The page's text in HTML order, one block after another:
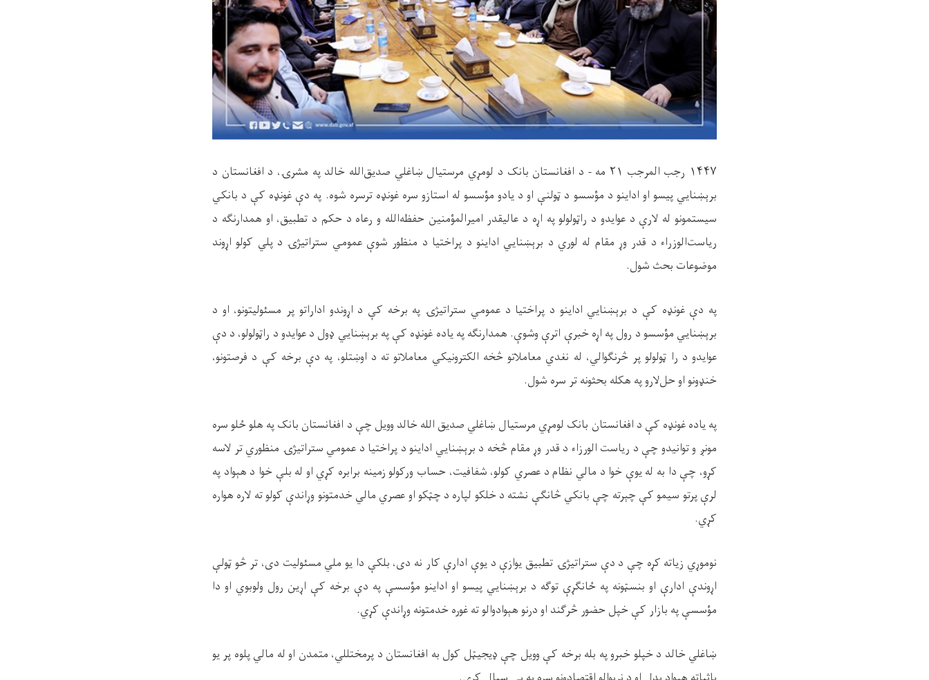
۱۴۴۷
رجب المرجب ۲۱ مه - د افغانستان بانک د لومړي مرستیال ښاغلي صدیق‌الله خالد په مشرۍ، د افغانستان د
برېښنایي پیسو او اداینو د مؤسسو د ټولنې او د یادو مؤسسو له استازو سره غونډه ترسره شوه. په دې غونډه کې د بانکي
سیستمونو له لارې د عوایدو د راټولولو په اړه د عالیقدر امیرالمؤمنین حفظه‌الله و رعاه د حکم د تطبیق، او همدارنګه د
ریاست‌الوزراء د قدر وړ مقام له لوري د برېښنایي اداینو د پراختیا د منظور شوې عمومي ستراتیژۍ د پلي کولو اړوند
موضوعات بحث شول.
په دې غونډه کې د برېښنایي اداینو د پراختیا د عمومي ستراتیژۍ په برخه کې د اړوندو اداراتو پر مسئولیتونو، او د
برېښنایي مؤسسو د رول په اړه خبرې اترې وشوې. همدارنګه په یاده غونډه کې په برېښنایي ډول د عوایدو د راټولولو، د دې
عوایدو د را ټولولو پر څرنګوالي، له نغدي معاملاتو څخه الکترونیکي معاملاتو ته د اوښتلو، په دې برخه کې د فرصتونو،
خنډونو او حل‌لارو په هکله بحثونه تر سره شول.
په یاده غونډه کې د افغانستان بانک لومړي مرستیال ښاغلي صدیق الله خالد وویل چې د افغانستان بانک په هلو ځلو سره
مونږ و توانیدو چې د ریاست الورزاء د قدر وړ مقام څخه د برېښنایي اداینو د پراختیا د عمومي ستراتیژۍ منظوري تر لاسه
کړو، چې دا به له یوې خوا د مالي نظام د عصري کولو، شفافیت، حساب ورکولو زمینه برابره کړي او له بلې خوا د هېواد په
لرې پرتو سیمو کې چېرته چې بانکي څانګې نشته د خلکو لپاره د چټکو او عصري مالي خدمتونو وړاندې کولو ته لاره هواره
کړي.
نوموړي زیاته کړه چې د دې ستراتیژۍ تطبیق یوازې د یوې ادارې کار نه دی، بلکې دا یو ملي مسئولیت دی، تر څو ټولې
اړوندې ادارې او بنسټونه په ځانګړې توګه د برېښنایي پیسو او اداینو مؤسسې په دې برخه کې اړین رول ولوبوي او دا
مؤسسې په بازار کې خپل حضور څرګند او درنو هېوادوالو ته غوره خدمتونه وړاندې کړي.
ښاغلي خالد د خپلو خبرو په بله برخه کې وویل چې ډیجیټل کول به افغانستان د پرمختللي، متمدن او له مالي پلوه پر یو